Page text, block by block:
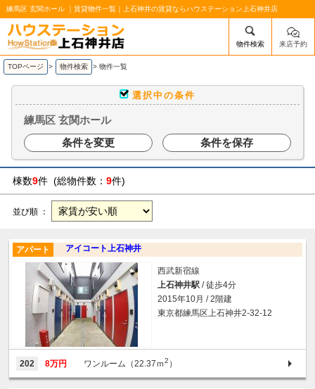
練馬区 玄関ホール ｜賃貸物件一覧｜上石神井の賃貸ならハウステーション上石神井店
/mobile_img/head-logo.png
物件検索 来店予約
TOPページ > 物件検索 > 物件一覧
選択中の条件
練馬区 玄関ホール
条件を変更
条件を保存
棟数9件 (総物件数： 9件)
並び順 ：
アイコート上石神井
アパート
西武新宿線
上石神井駅 / 徒歩4分
2015年10月 / 2階建
東京都練馬区上石神井2-32-12
202 8万円 ワンルーム（22.37ｍ2 ）